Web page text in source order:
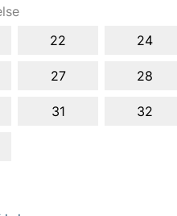
22 24
27 28
31 32